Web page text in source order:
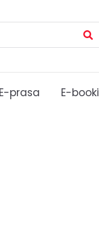
E-prasa E-booki